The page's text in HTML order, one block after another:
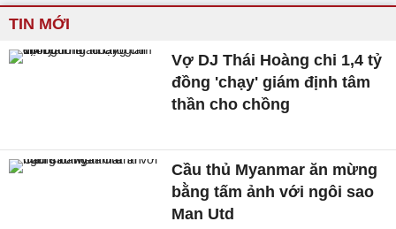
TIN MỚI
Vợ DJ Thái Hoàng chi 1,4 tỷ
đồng 'chạy' giám định tâm
thần cho chồng
Cầu thủ Myanmar ăn mừng
bằng tấm ảnh với ngôi sao
Man Utd